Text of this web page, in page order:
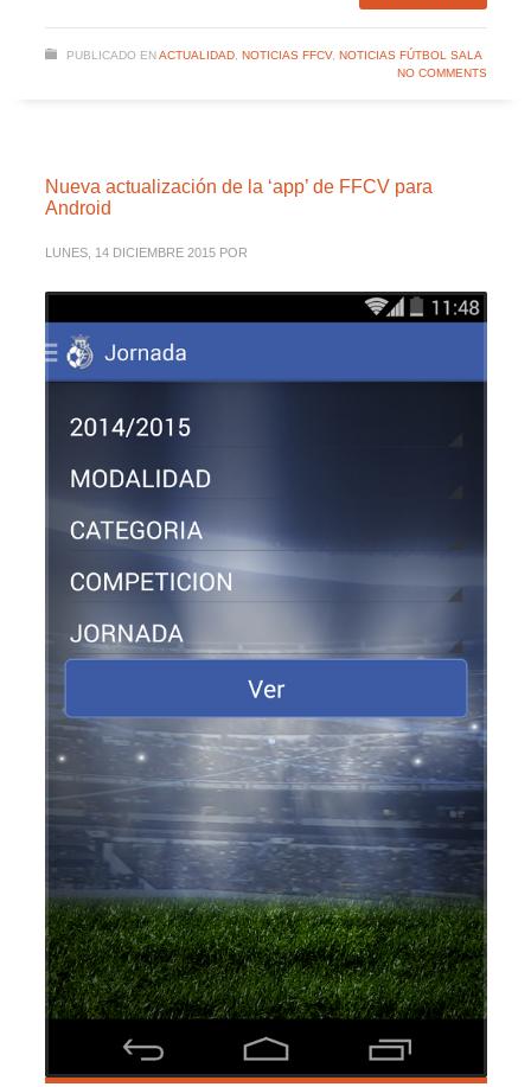
PUBLICADO EN ACTUALIDAD, NOTICIAS FFCV, NOTICIAS FÚTBOL SALA
NO COMMENTS
Nueva actualización de la ‘app’ de FFCV para
Android
LUNES, 14 DICIEMBRE 2015 POR